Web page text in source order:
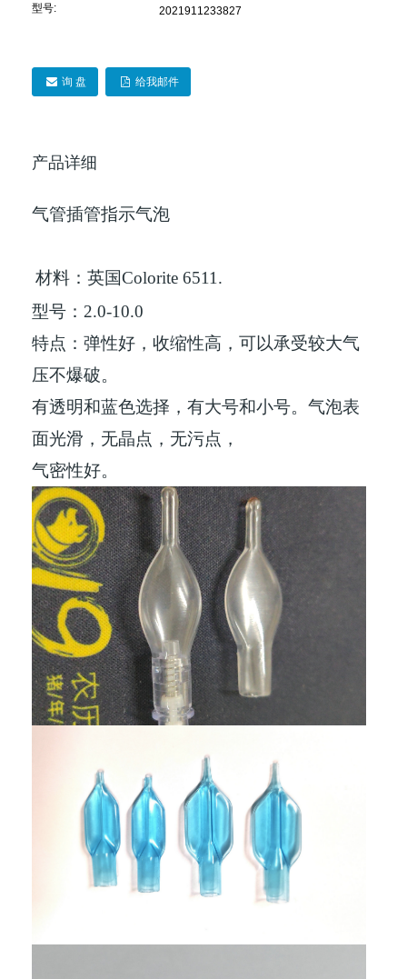
型号: 2021911233827
询 盘 给我邮件
产品详细
气管插管指示气泡
材料：英国Colorite 6511.
型号： 2.0-10.0
特点：弹性好，收缩性高，可以承受较大气
压不爆破。
有透明和蓝色选择，有大号和小号。气泡表
面光滑，无晶点，无污点，
气密性好。